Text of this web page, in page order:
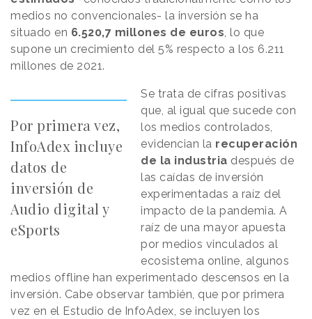
medios no convencionales- la inversión se ha
situado en 6.520,7 millones de euros, lo que
supone un crecimiento del 5% respecto a los 6.211
millones de 2021.
Por primera vez,
InfoAdex incluye
datos de
inversión de
Audio digital y
eSports
Se trata de cifras positivas
que, al igual que sucede con
los medios controlados,
evidencian la recuperación
de la industria después de
las caídas de inversión
experimentadas a raíz del
impacto de la pandemia. A
raíz de una mayor apuesta
por medios vinculados al
ecosistema online, algunos
medios offline han experimentado descensos en la
inversión. Cabe observar también, que por primera
vez en el Estudio de InfoAdex, se incluyen los